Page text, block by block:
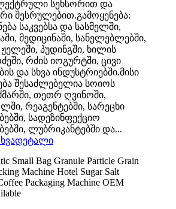
სენსორით და
შესრულებით.გამოყენება:
საკვებსა და სასმელში,
მედიცინაში, სანელებლებში,
პუდინგში, ხილის
რძის იოგურტში, ცივი
და სხვა ინდუსტრიებში.მისი
შესაძლებელია სოიოს
თეთრ ღვინოში,
რეაგენტებში, სარეცხი
სადეზინფექციო
ლუბრიკანტებში და...
დეტალი